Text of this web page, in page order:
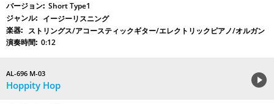
Short Type1
イージーリスニング
ストリングス/アコースティックギター/エレクトリックピアノ/オルガン
0:12
AL-696 M-03
Hoppity Hop